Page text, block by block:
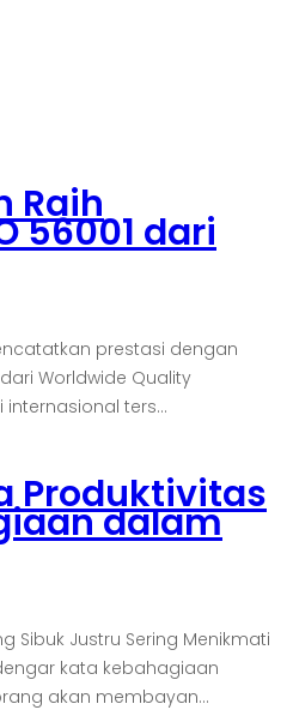
Raih
56001 dari
prestasi dengan
Worldwide Quality
internasional ters...
Produktivitas
dalam
Sibuk Justru Sering Menikmati
kata kebahagiaan
akan membayan...